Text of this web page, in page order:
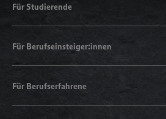
Für Studierende
Für Berufseinsteiger:innen
Für Berufserfahrene